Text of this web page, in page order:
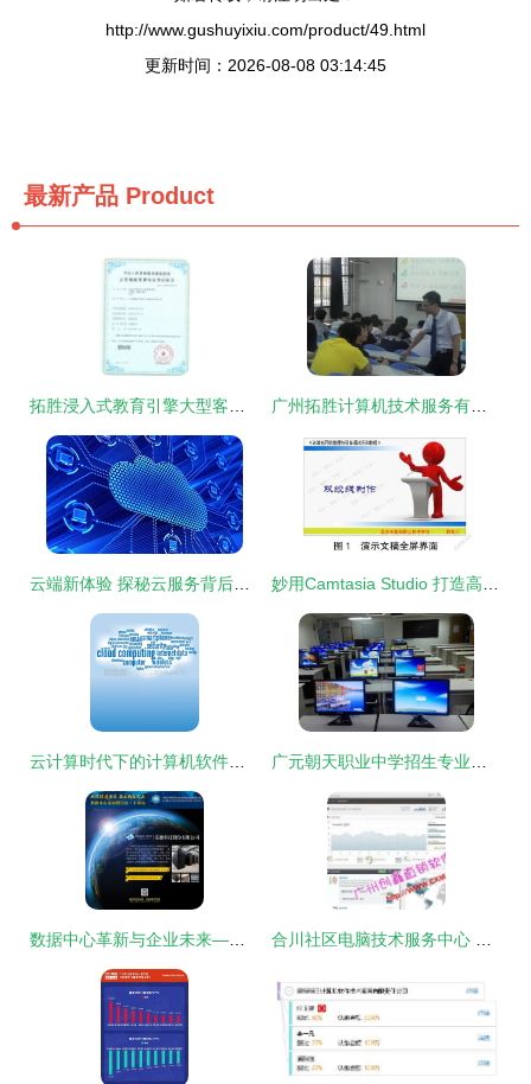
http://www.gushuyixiu.com/product/49.html
更新时间：2026-08-08 03:14:45
最新产品 Product